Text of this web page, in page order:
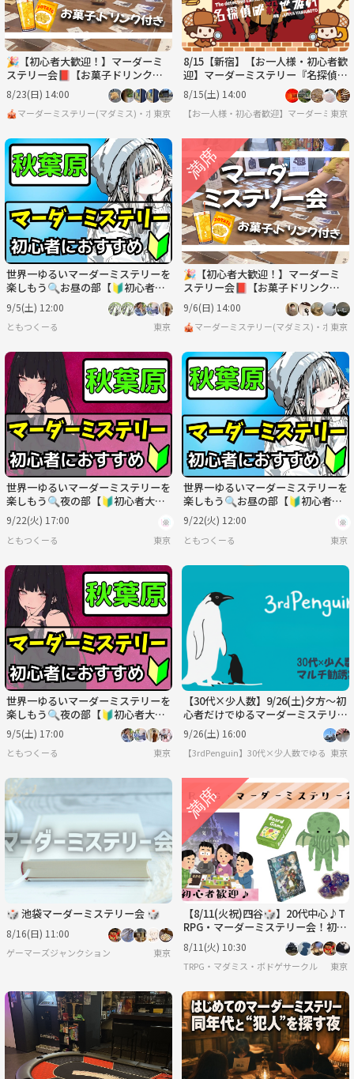
🎉【初心者大歓迎！】マーダーミ
ステリー会📕【お菓子ドリンク
付】【ボードゲーム、マダミス】
8/23(日) 14:00
🎪マーダーミステリー(マダミス)・ボードゲーム・脱出ゲーム サークル🎲
東京
8/15【新宿】【お一人様・初心者歓
迎】マーダーミステリー『名探偵は
殺せない』で遊びましょう！
8/15(土) 14:00
【お一人様・初心者歓迎】マーダーミス
東京
世界一ゆるいマーダーミステリーを
楽しもう🔍お昼の部【🔰初心者大
歓迎】【ルール説明あり⭐️】【友
達作り！】
9/5(土) 12:00
ともつくーる 東京
🎉【初心者大歓迎！】マーダーミ
ステリー会📕【お菓子ドリンク
付】【ボードゲーム、マダミス】
9/6(日) 14:00
🎪マーダーミステリー(マダミス)・ボード
東京
世界一ゆるいマーダーミステリーを
楽しもう🔍夜の部【🔰初心者大歓
迎】【ルール説明あり⭐️】【友達
作り！】
9/22(火) 17:00
ともつくーる 東京
世界一ゆるいマーダーミステリーを
楽しもう🔍お昼の部【🔰初心者大
歓迎】【ルール説明あり⭐️】【友
達作り！】
9/22(火) 12:00
ともつくーる 東京
世界一ゆるいマーダーミステリーを
楽しもう🔍夜の部【🔰初心者大歓
迎】【ルール説明あり⭐️】【友達
作り！】
9/5(土) 17:00
ともつくーる 東京
【30代×少人数】9/26(土)夕方〜初
心者だけでゆるマーダーミステリー
会@渋谷
9/26(土) 16:00
【3rdPenguin】30代×少人数でゆるーく
東京
🎲 池袋マーダーミステリー会 🎲
8/16(日) 11:00
ゲーマーズジャンクション 東京
【8/11(火祝)四谷🎲】20代中心♪T
RPG・マーダーミステリー会！初心
者＆女性歓迎／感想戦あり✨
8/11(火) 10:30
TRPG・マダミス・ボドゲサークル 東京